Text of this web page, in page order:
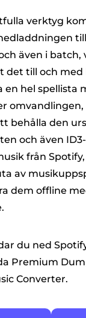
verktyg
även i batch,
det till och med
en hel spellista
behålla den
och även
från
av
dem offline
du ned
Premium
Converter.